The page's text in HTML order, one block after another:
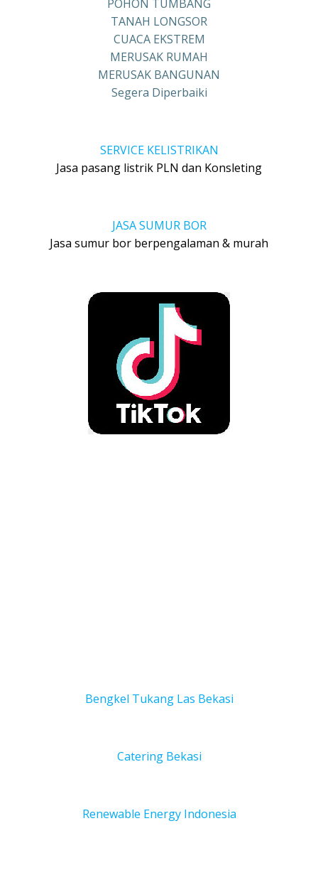
POHON TUMBANG
TANAH LONGSOR
CUACA EKSTREM
MERUSAK RUMAH
MERUSAK BANGUNAN
Segera Diperbaiki
SERVICE KELISTRIKAN
Jasa pasang listrik PLN dan Konsleting
JASA SUMUR BOR
Jasa sumur bor berpengalaman & murah
Bengkel Tukang Las Bekasi
Catering Bekasi
Renewable Energy Indonesia